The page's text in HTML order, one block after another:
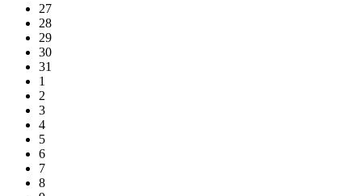
27
28
29
30
31
1
2
3
4
5
6
7
8